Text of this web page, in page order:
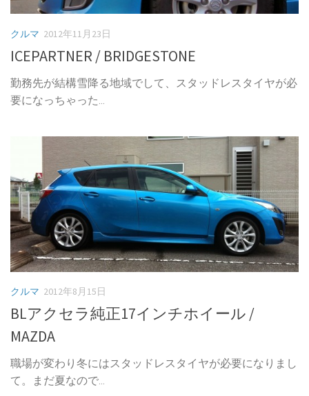
クルマ 2012年11月23日
ICEPARTNER / BRIDGESTONE
勤務先が結構雪降る地域でして、スタッドレスタイヤが必
要になっちゃった...
クルマ 2012年8月15日
BLアクセラ純正17インチホイール /
MAZDA
職場が変わり冬にはスタッドレスタイヤが必要になりまし
て。まだ夏なので...